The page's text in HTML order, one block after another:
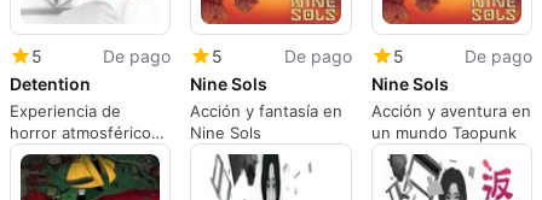
5
De pago
Detention
Experiencia de
horror atmosférico
en Detention
5
De pago
Nine Sols
Acción y fantasía en
Nine Sols
5
De pago
Nine Sols
Acción y aventura en
un mundo Taopunk